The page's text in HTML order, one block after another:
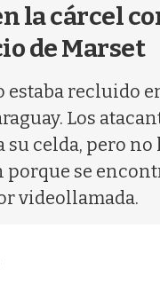
la cárcel
de Marset
estaba recluido
Los
su celda, pero no
se
videollamada.